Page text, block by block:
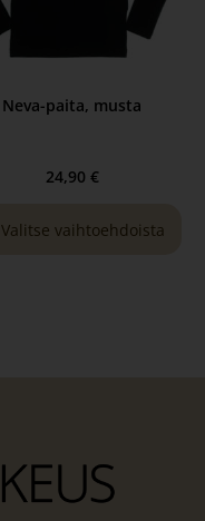
Neva-paita, musta
24,90 €
Valitse vaihtoehdoista